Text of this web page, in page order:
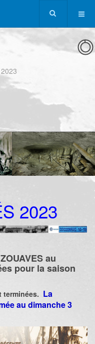
2023
au
pour la saison
terminées. La
au dimanche 3